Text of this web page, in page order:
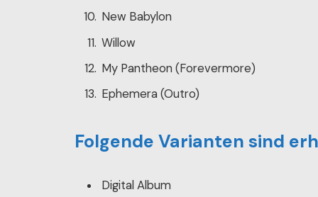
New Babylon
Willow
My Pantheon (Forevermore)
Ephemera (Outro)
Folgende Varianten sind
Digital Album